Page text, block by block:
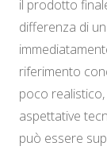
il prodotto
differenza di
riferimento
poco
aspettative
può essere